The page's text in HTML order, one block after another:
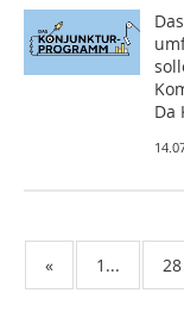
Da
« 1... 28